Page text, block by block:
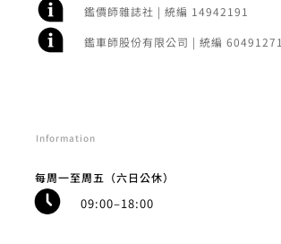
鑑價師雜誌社 | 統編 14942191
鑑車師股份有限公司 | 統編 60491271
Information
每周一至周五（六日公休）
09:00–18:00